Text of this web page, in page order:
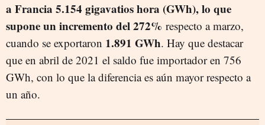
a Francia 5.154 gigavatios hora (GWh), lo que
supone un incremento del 272% respecto a marzo,
cuando se exportaron 1.891 GWh. Hay que destacar
que en abril de 2021 el saldo fue importador en 756
GWh, con lo que la diferencia es aún mayor respecto a
un año.